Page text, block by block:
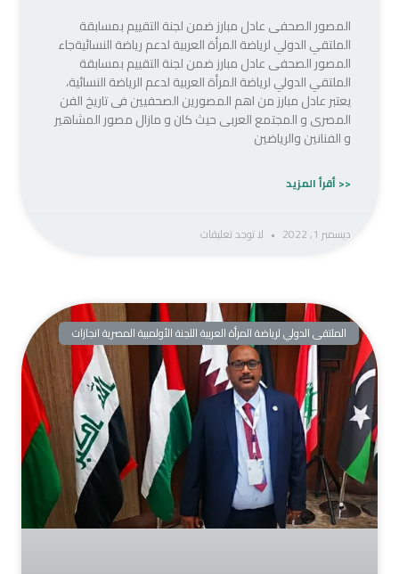
المصور الصحفى عادل مبارز ضمن لجنة التقييم بمسابقة
الملتقي الدولي لرياضة المرأة العربية لدعم رياضة النسائيةجاء
المصور الصحفى عادل مبارز ضمن لجنة التقييم بمسابقة
الملتقي الدولي لرياضة المرأة العربية لدعم الرياضة النسائية،
يعتبر عادل مبارز من اهم المصورين الصحفيين فى تاريخ الفن
المصرى و المجتمع العربى حيث كان و مازال مصور المشاهير
و الفنانين والرياضين
<< أقرأ المزيد
ديسمبر 1, 2022 لا توجد تعليقات
الملتقى الدولي لرياضة المرأة العربية اللجنة الأولمبية المصرية انجازات